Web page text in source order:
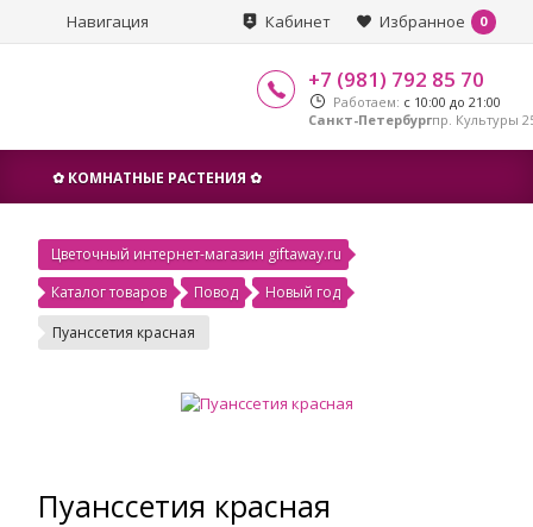
Навигация Избранное 0
Кабинет
+7 (981) 792 85 70
Работаем: с 10:00 до 21:00
Санкт-Петербургпр. Культуры
✿ КОМНАТНЫЕ РАСТЕНИЯ ✿
Цветочный интернет-магазин giftaway.ru
Каталог товаров
Повод
Новый год
Пуанссетия красная
Пуанссетия красная